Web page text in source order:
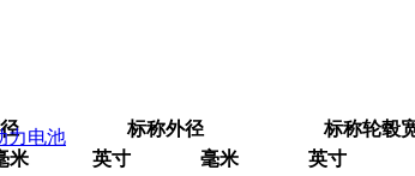
力电池
标称外径 标称轮毂
米 英寸 毫米 英寸